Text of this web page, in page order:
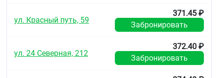
Клинически значимых взаимодействий с другими
Возможно одновременное применение препарата с
другими местными противомикробными
ул. Красный путь, 59
371.45 ₽
Забронировать
ул. 24 Северная, 212
372.40 ₽
Забронировать